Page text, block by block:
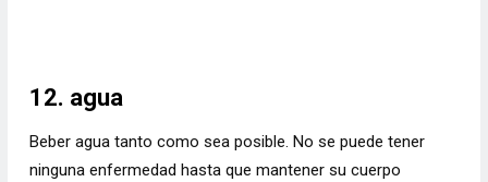
12. agua
Beber agua tanto como sea posible. No se puede tener
ninguna enfermedad hasta que mantener su cuerpo